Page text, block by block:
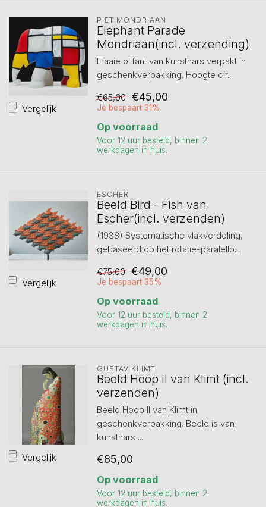
Vergelijk
PIET MONDRIAAN
Elephant Parade
Mondriaan(incl. verzending)
Fraaie olifant van kunsthars verpakt in
geschenkverpakking. Hoogte cir...
€65,00 €45,00
Je bespaart 31%
Op voorraad
Voor 12 uur besteld, binnen 2
werkdagen in huis.
Vergelijk
ESCHER
Beeld Bird - Fish van
Escher(incl. verzenden)
(1938) Systematische vlakverdeling,
gebaseerd op het rotatie-paralello...
€75,00 €49,00
Je bespaart 35%
Op voorraad
Voor 12 uur besteld, binnen 2
werkdagen in huis.
Vergelijk
GUSTAV KLIMT
Beeld Hoop II van Klimt (incl.
verzenden)
Beeld Hoop II van Klimt in
geschenkverpakking. Beeld is van
kunsthars ...
€85,00
Op voorraad
Voor 12 uur besteld, binnen 2
werkdagen in huis.